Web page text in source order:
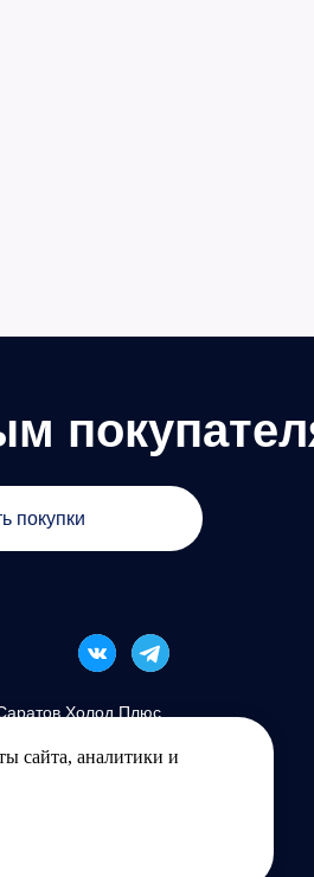
Холод Плюс
покупки
сайта, аналитики и